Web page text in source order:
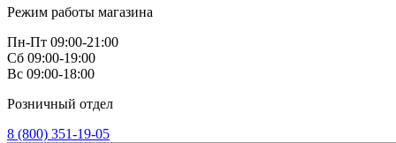
Режим работы магазина
Пн-Пт 09:00-21:00
Сб 09:00-19:00
Вс 09:00-18:00
Розничный отдел
8 (800) 351-19-05